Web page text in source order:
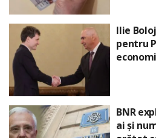
Ilie
pentru
BNR
ai și